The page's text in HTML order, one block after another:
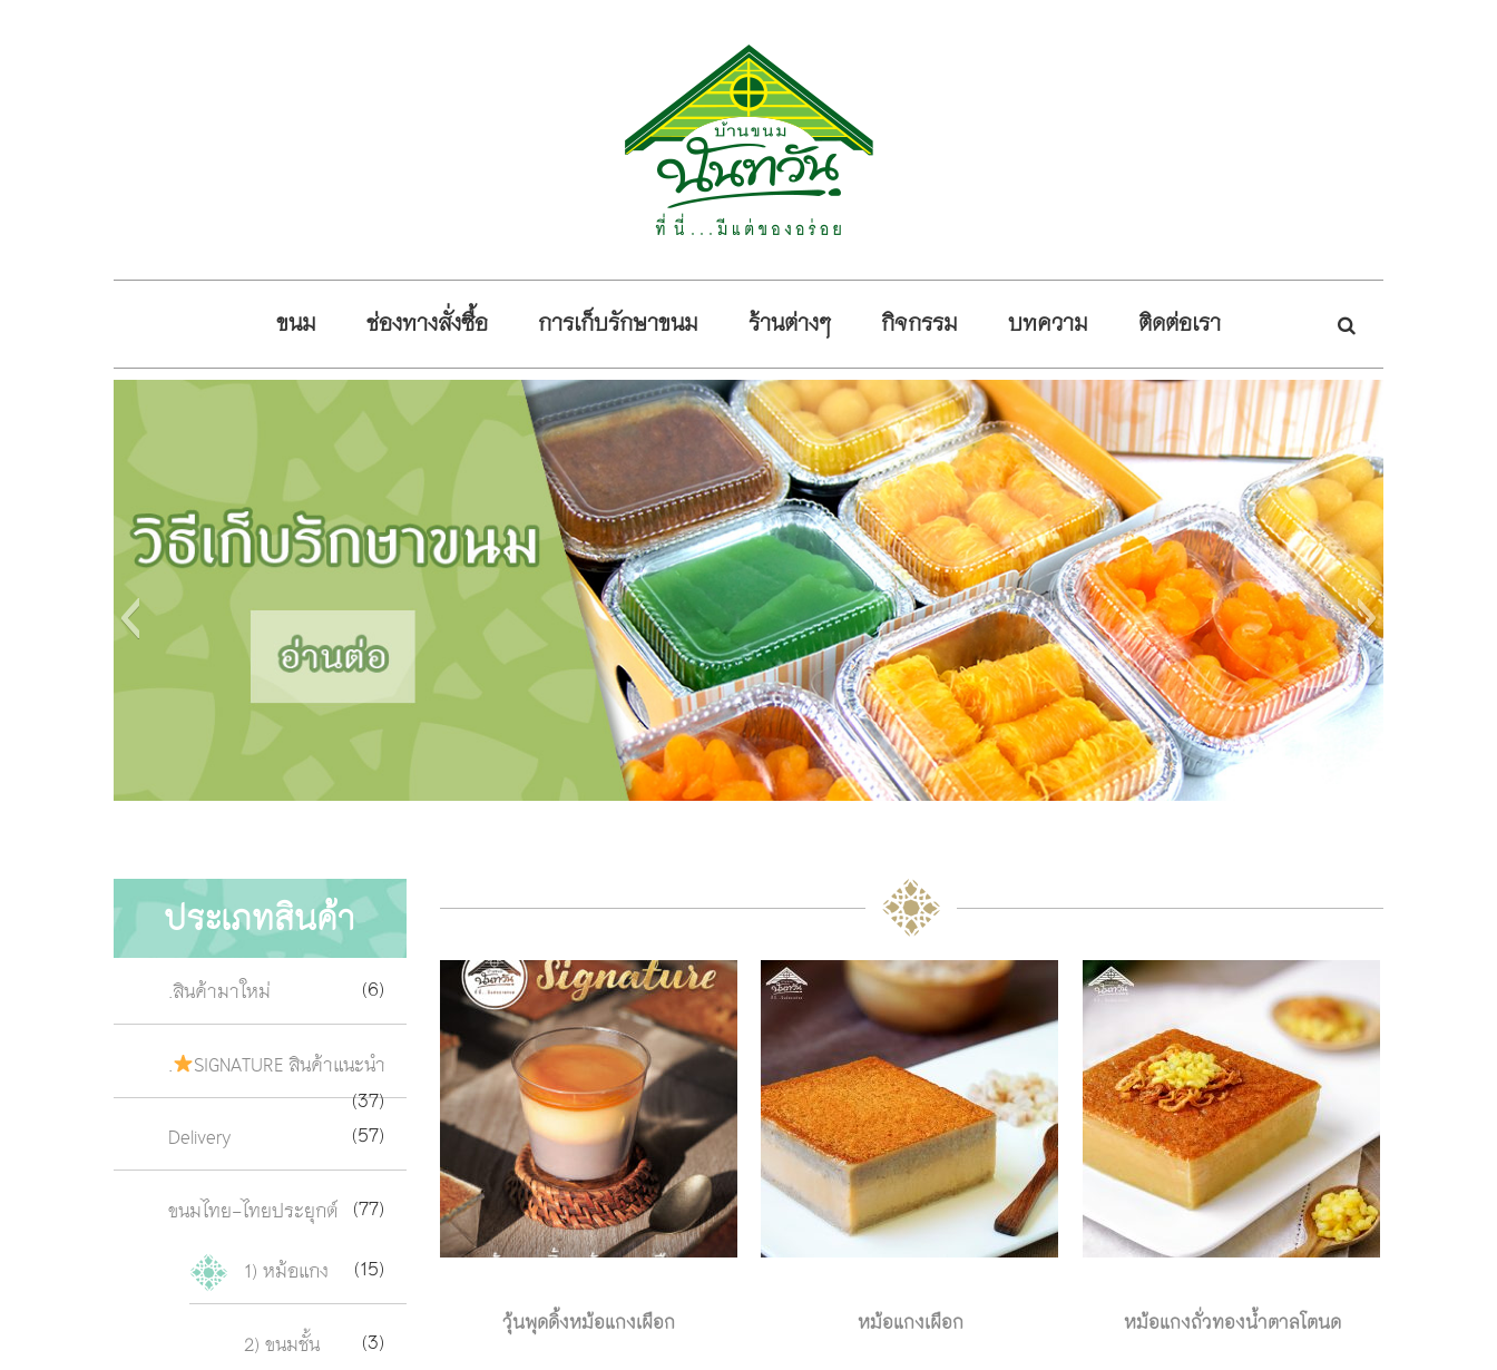
ขนม ช่องทางสั่งซื้อ การเก็บรักษาขนม ร้านต่างๆ กิจกรรม บทความ ติดต่อเรา
วุ้นพุดดิ้งหม้อแกงเผือก หม้อแกงเผือก หม้อแกงถั่วทองน้ำตาลโตนด
ประเภทสินค้า
.สินค้ามาใหม่ (6)
.
SIGNATURE สินค้าแนะนำ
(37)
Delivery
(57)
ขนมไทย-ไทยประยุกต์ (77)
1) หม้อแกง
(15)
2) ขนมชั้น (3)